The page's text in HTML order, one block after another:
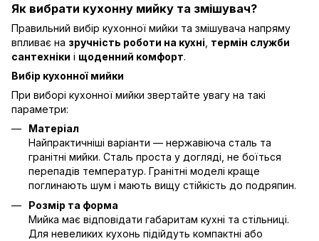
Як вибрати кухонну мийку та змішувач?
Правильний вибір кухонної мийки та змішувача напряму
впливає на зручність роботи на кухні термін служби
сантехніки і щоденний комфорт.
Вибір кухонної мийки
При виборі кухонної мийки звертайте увагу на такі
параметри:
Матеріал
Найпрактичніші варіанти — нержавіюча сталь та
гранітні мийки. Сталь проста у догляді, не боїться
перепадів температур. Гранітні моделі краще
поглинають шум і мають вищу стійкість до подряпин.
Розмір та форма
Мийка має відповідати габаритам кухні та стільниці.
Для невеликих кухонь підійдуть компактні або